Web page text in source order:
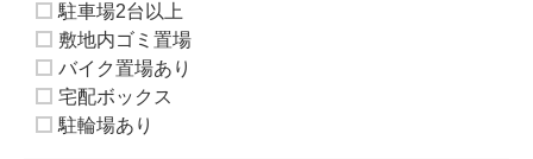
駐車場2台以上
敷地内ゴミ置場
バイク置場あり
宅配ボックス
駐輪場あり